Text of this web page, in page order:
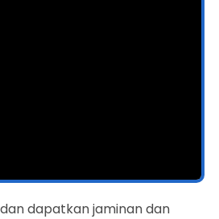
dapatkan jaminan dan